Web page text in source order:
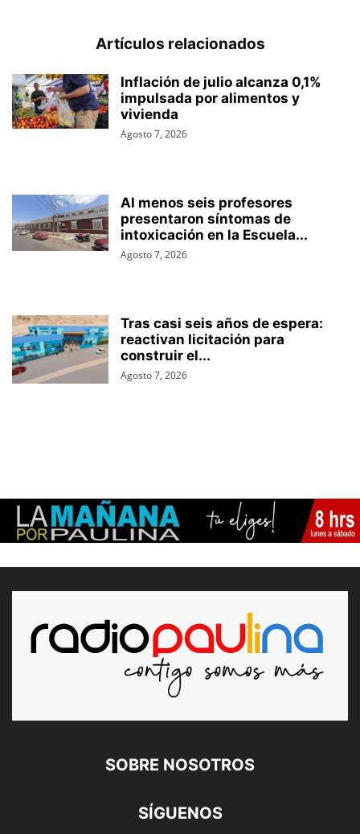
Artículos relacionados
Inflación de julio alcanza 0,1%
impulsada por alimentos y
vivienda
Agosto 7, 2026
Al menos seis profesores
presentaron síntomas de
intoxicación en la Escuela...
Agosto 7, 2026
Tras casi seis años de espera:
reactivan licitación para
construir el...
Agosto 7, 2026
SOBRE NOSOTROS
SÍGUENOS